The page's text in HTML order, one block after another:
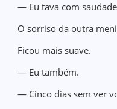
— Eu tava com
O sorriso da outra
Ficou mais suave.
— Eu também.
— Cinco dias sem ver